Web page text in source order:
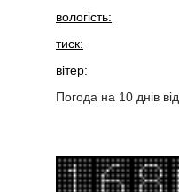
вологість:
тиск:
вітер:
Погода на 10 днів від